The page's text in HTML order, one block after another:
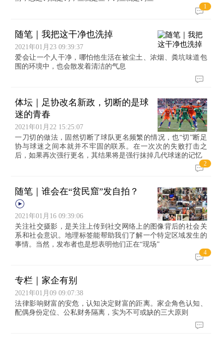
1
随笔｜我把这干净也洗掉
2021年01月23 09:39:37
爱会让一个人干净，哪怕他生活在被尘土、浓烟、粪坑味道包
围的环境中，也会散发着清洁的气息
体坛｜足协改名新政，切断的是球
迷的青春
2021年01月22 15:25:07
一刀切的做法，固然切断了球队更名频繁的情况，也“切”断足
协与球迷之间本就并不牢固的联系。在一次次的失败打击之
后，如果再次强行更名，其结果将是强行抹掉几代球迷的记忆
2
随笔｜谁会在“贫民窟”发自拍？
2021年01月16 09:39:06
关注社交摄影，是关注上传到社交网络上的图像背后的社会关
系和社会意识。地理标签能帮助我们了解一个特定区域发生的
事情。当然，发布者也是想表明他们正在“现场”
4
专栏｜家企有别
2021年01月09 09:07:38
法律影响财富的安危，认知决定财富的距离。家企角色认知、
配偶身份定位、公私财务隔离，实为不可或缺的三大原则